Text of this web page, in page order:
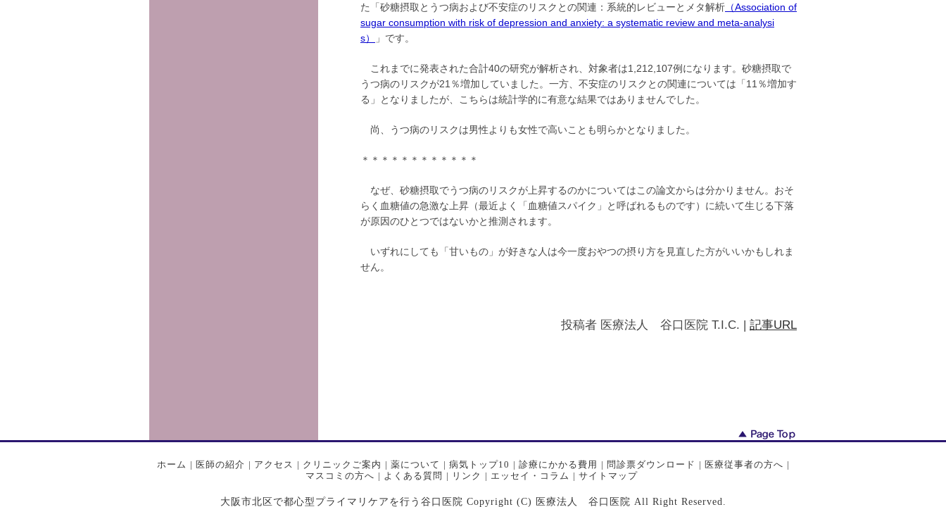
た「砂糖摂取とうつ病および不安症のリスクとの関連：系統的レビューとメタ解析 （Association of
sugar consumption with risk of depression and anxiety: a systematic review and meta-analysi
s）
」です。
これまでに発表された合計40の研究が解析され、対象者は1,212,107例になります。砂糖摂取で
うつ病のリスクが21％増加していました。一方、不安症のリスクとの関連については「11％増加す
る」となりましたが、こちらは統計学的に有意な結果ではありませんでした。
尚、うつ病のリスクは男性よりも女性で高いことも明らかとなりました。
＊＊＊＊＊＊＊＊＊＊＊＊
なぜ、砂糖摂取でうつ病のリスクが上昇するのかについてはこの論文からは分かりません。おそ
らく血糖値の急激な上昇（最近よく「血糖値スパイク」と呼ばれるものです）に続いて生じる下落
が原因のひとつではないかと推測されます。
いずれにしても「甘いもの」が好きな人は今一度おやつの摂り方を見直した方がいいかもしれま
せん。
投稿者 医療法人 谷口医院 T.I.C. | 記事URL
ホーム | 医師の紹介 | アクセス | クリニックご案内 | 薬について | 病気トップ10 | 診療にかかる費用 | 問診票ダウンロード | 医療従事者の方へ |
マスコミの方へ | よくある質問 | リンク | エッセイ・コラム | サイトマップ
大阪市北区で都心型プライマリケアを行う谷口医院 Copyright (C) 医療法人 谷口医院 All Right Reserved.